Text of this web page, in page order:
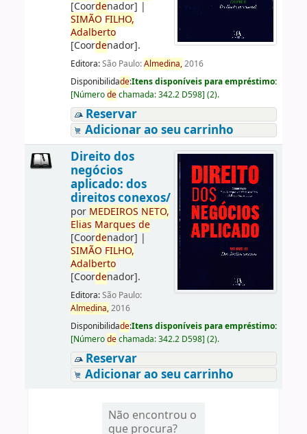
[Coordenador] |
SIMÃO FILHO,
Adalberto
[Coordenador].
Editora:São Paulo:Almedina,2016
Disponibilidade:Itens disponíveis para empréstimo:
[Númerodechamada:342.2 D598] (2).
Reservar
Adicionar ao seu carrinho
Direito dos
negócios
aplicado: dos
direitos conexos/
por MEDEIROS NETO,
Elias Marques de
[Coordenador] |
SIMÃO FILHO,
Adalberto
[Coordenador].
Editora:São Paulo:
Almedina,2016
Disponibilidade:Itens disponíveis para empréstimo:
[Númerodechamada:342.2 D598] (2).
Reservar
Adicionar ao seu carrinho
Não encontrou o
que procura?